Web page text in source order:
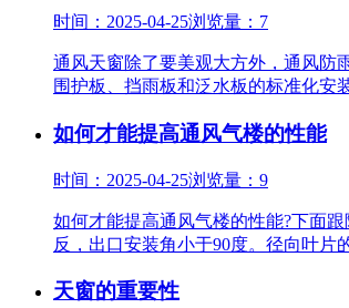
时间：2025-04-25浏览量：7
通风天窗除了要美观大方外，通风防
围护板、挡雨板和泛水板的标准化安
如何才能提高通风气楼的性能
时间：2025-04-25浏览量：9
如何才能提高通风气楼的性能?下面
反，出口安装角小于90度。径向叶片
天窗的重要性